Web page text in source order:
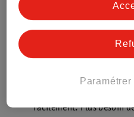
Aussi dans ce magasin
Point de retrait
facilement. Plus besoin